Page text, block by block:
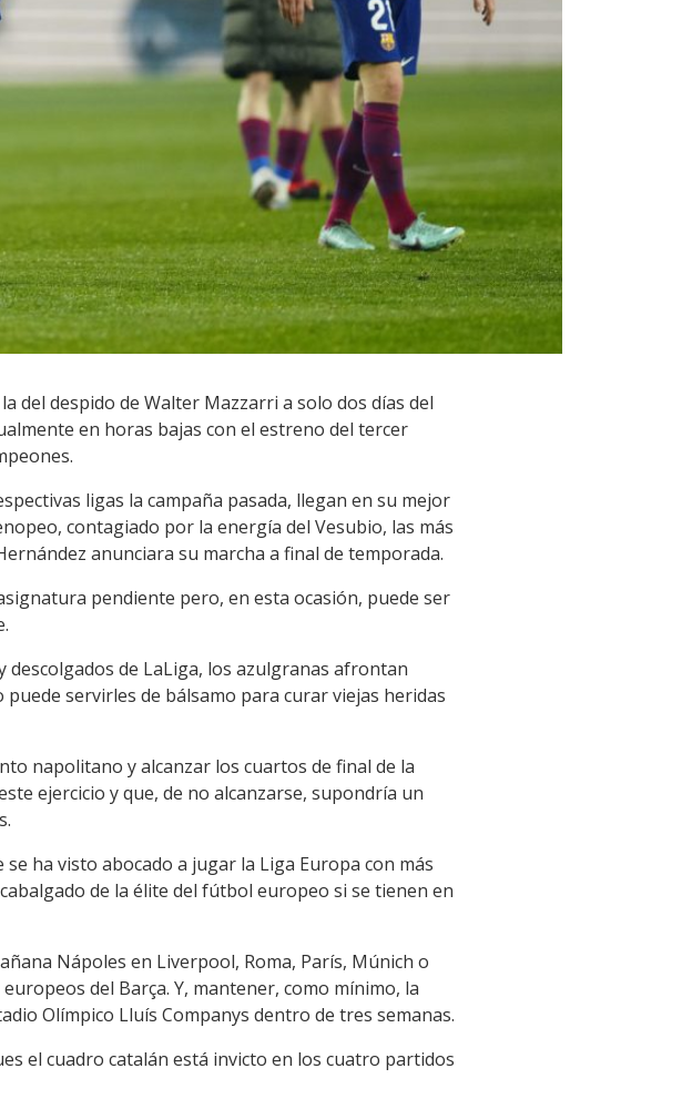
del despido de Walter Mazzarri a solo dos días del
en horas bajas con el estreno del tercer
ligas la campaña pasada, llegan en su mejor
contagiado por la energía del Vesubio, las más
anunciara su marcha a final de temporada.
pendiente pero, en esta ocasión, puede ser
descolgados de LaLiga, los azulgranas afrontan
servirles de bálsamo para curar viejas heridas
napolitano y alcanzar los cuartos de final de la
ejercicio y que, de no alcanzarse, supondría un
ha visto abocado a jugar la Liga Europa con más
de la élite del fútbol europeo si se tienen en
Nápoles en Liverpool, Roma, París, Múnich o
del Barça. Y, mantener, como mínimo, la
Olímpico Lluís Companys dentro de tres semanas.
el cuadro catalán está invicto en los cuatro partidos